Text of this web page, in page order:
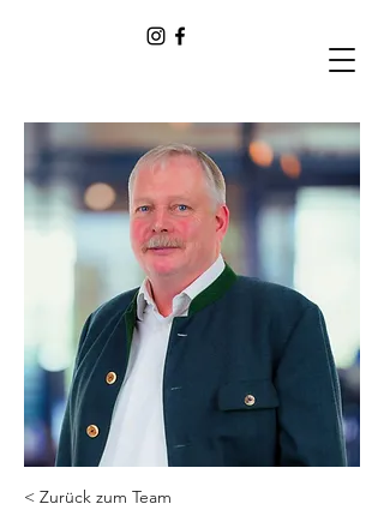
< Zurück zum Team